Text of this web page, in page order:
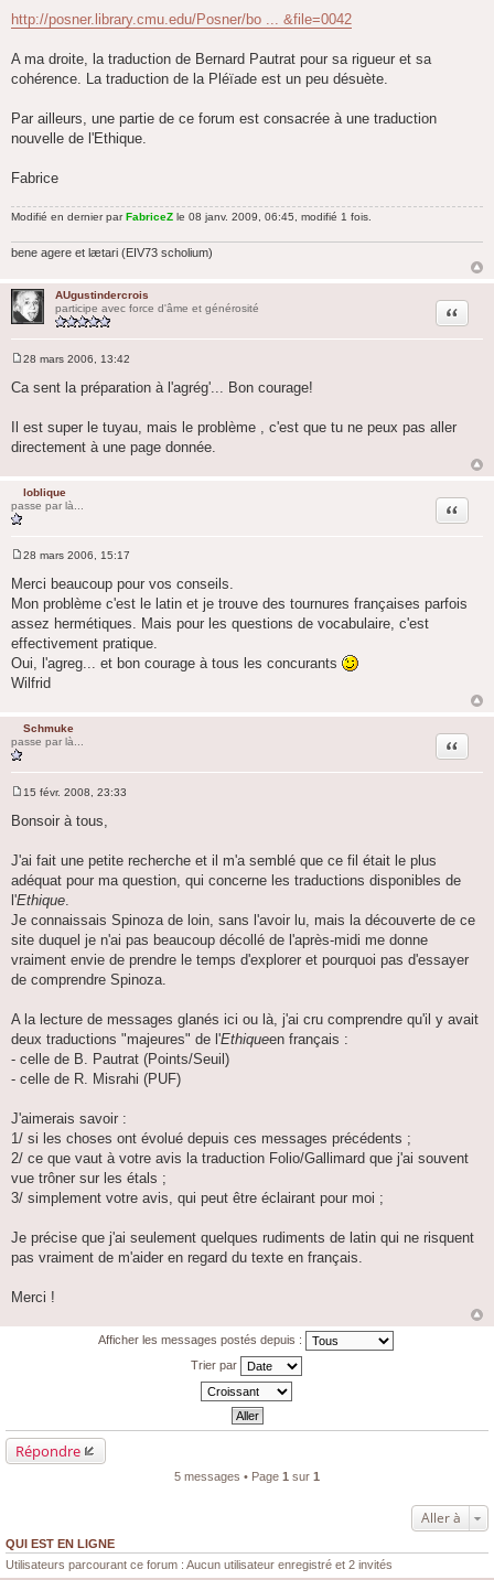
http://posner.library.cmu.edu/Posner/bo ... &file=0042
A ma droite, la traduction de Bernard Pautrat pour sa rigueur et sa
cohérence. La traduction de la Pléïade est un peu désuète.
Par ailleurs, une partie de ce forum est consacrée à une traduction
nouvelle de l'Ethique.
Fabrice
Modifié en dernier parFabriceZ le 08 janv. 2009, 06:45, modifié 1 fois.
bene agere et lætari (EIV73 scholium)
AUgustindercrois
participe avec force d'âme et générosité
Citation
s
g
e
28 mars 2006, 13:42
Ca sent la préparation à l'agrég'... Bon courage!
Il est super le tuyau, mais le problème , c'est que tu ne peux pas aller
directement à une page donnée.
loblique
passe par là...
Citation
e
s
s
a
g
e
28 mars 2006, 15:17
Merci beaucoup pour vos conseils.
Mon problème c'est le latin et je trouve des tournures françaises parfois
assez hermétiques. Mais pour les questions de vocabulaire, c'est
effectivement pratique.
Oui, l'agreg... et bon courage à tous les concurants
Wilfrid
Schmuke
passe par là...
Citation
s
a
g
e
15 févr. 2008, 23:33
Bonsoir à tous,
J'ai fait une petite recherche et il m'a semblé que ce fil était le plus
adéquat pour ma question, qui concerne les traductions disponibles de
l'Ethique
Je connaissais Spinoza de loin, sans l'avoir lu, mais la découverte de ce
site duquel je n'ai pas beaucoup décollé de l'après-midi me donne
vraiment envie de prendre le temps d'explorer et pourquoi pas d'essayer
de comprendre Spinoza.
A la lecture de messages glanés ici ou là, j'ai cru comprendre qu'il y avait
deux traductions "majeures" de l'Ethiqueen français :
- celle de B. Pautrat (Points/Seuil)
- celle de R. Misrahi (PUF)
J'aimerais savoir :
1/ si les choses ont évolué depuis ces messages précédents ;
2/ ce que vaut à votre avis la traduction Folio/Gallimard que j'ai souvent
vue trôner sur les étals ;
3/ simplement votre avis, qui peut être éclairant pour moi ;
Je précise que j'ai seulement quelques rudiments de latin qui ne risquent
pas vraiment de m'aider en regard du texte en français.
Merci !
Afficher les messages postés depuis :
Trier par
Répondre
5 messages • Page 1 sur 1
Aller à
QUI EST EN LIGNE
Utilisateurs parcourant ce forum : Aucun utilisateur enregistré et 2 invités